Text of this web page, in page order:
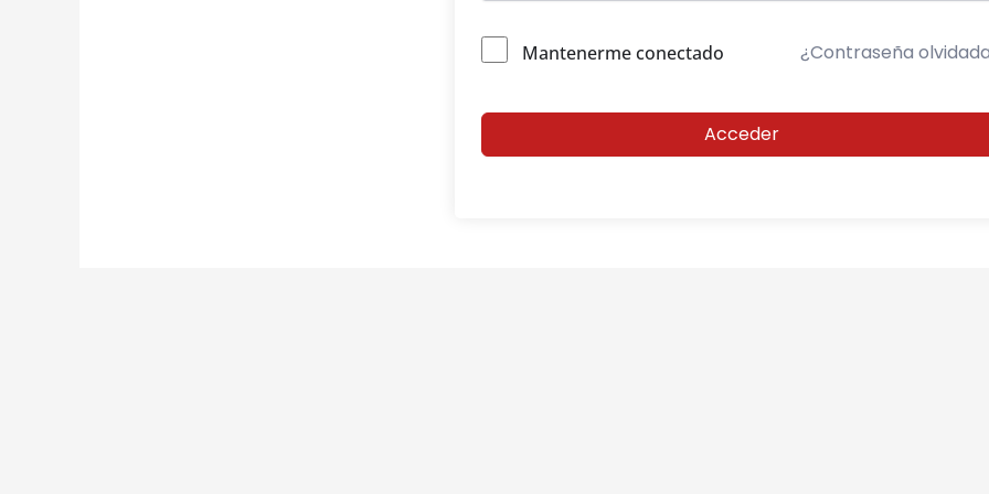
Mantenerme conectado ¿Contraseña
Acceder